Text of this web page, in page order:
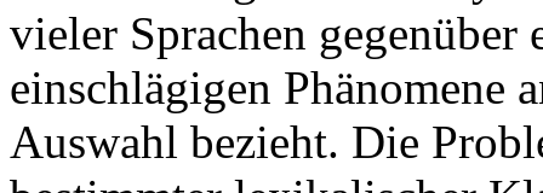
vieler Sprachen gegenüber
einschlägigen Phänomene
Auswahl bezieht. Die